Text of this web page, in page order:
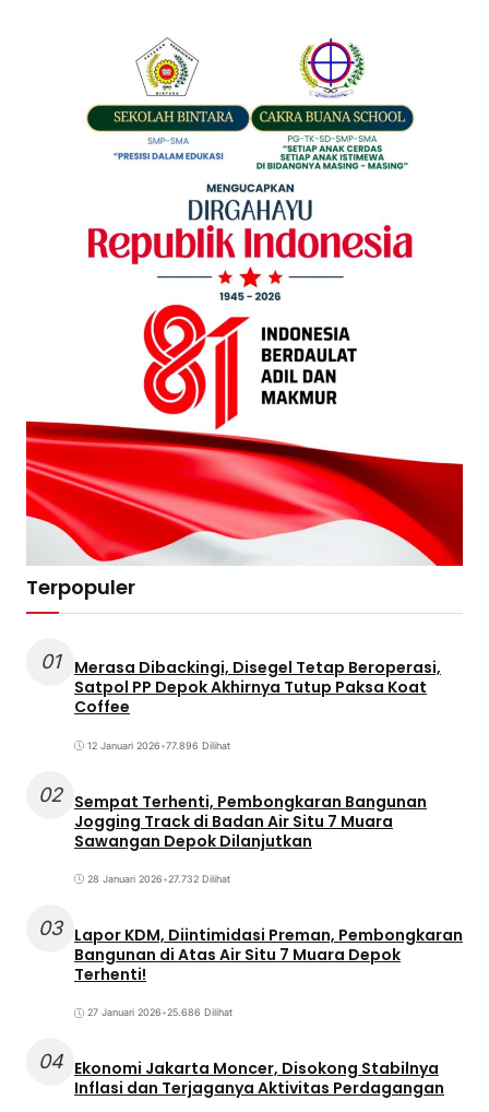
Terpopuler
01
Merasa Dibackingi, Disegel Tetap Beroperasi,
Satpol PP Depok Akhirnya Tutup Paksa Koat
Coffee
12 Januari 2026•77.896 Dilihat
02 Sempat Terhenti, Pembongkaran Bangunan
Jogging Track di Badan Air Situ 7 Muara
Sawangan Depok Dilanjutkan
28 Januari 2026•27.732 Dilihat
03 Lapor KDM, Diintimidasi Preman, Pembongkaran
Bangunan di Atas Air Situ 7 Muara Depok
Terhenti!
27 Januari 2026•25.686 Dilihat
04 Ekonomi Jakarta Moncer, Disokong Stabilnya
Inflasi dan Terjaganya Aktivitas Perdagangan